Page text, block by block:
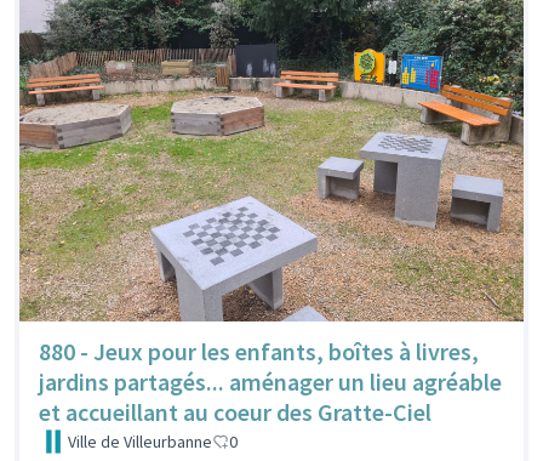
880 - Jeux pour les enfants, boîtes à livres,
jardins partagés... aménager un lieu agréable
et accueillant au coeur des Gratte-Ciel
Ville de Villeurbanne 0